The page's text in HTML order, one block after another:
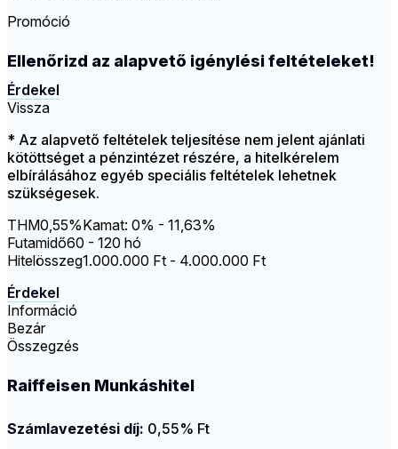
Promóció
Ellenőrizd az alapvető igénylési feltételeket!
Érdekel
Vissza
* Az alapvető feltételek teljesítése nem jelent ajánlati
kötöttséget a pénzintézet részére, a hitelkérelem
elbírálásához egyéb speciális feltételek lehetnek
szükségesek.
THM0,55%Kamat: 0% - 11,63%
Futamidő60 - 120 hó
Hitelösszeg1.000.000 Ft - 4.000.000 Ft
Érdekel
Információ
Bezár
Összegzés
Raiffeisen Munkáshitel
Számlavezetési díj: 0,55% Ft